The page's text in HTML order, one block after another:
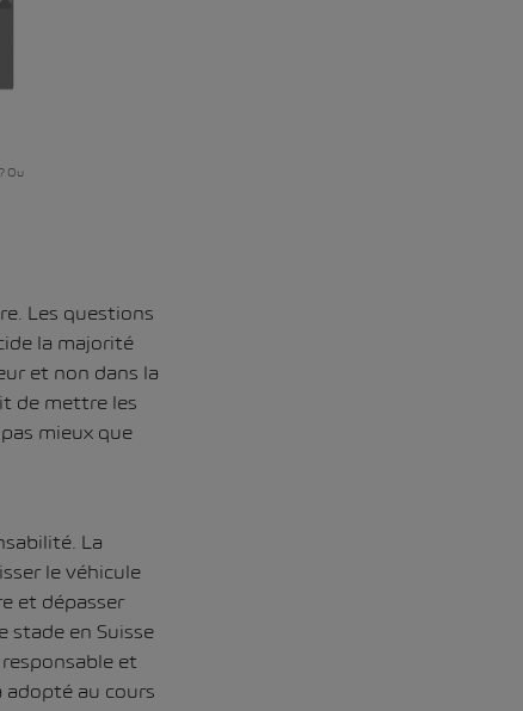
Ou
Les questions
la majorité
et non dans la
de mettre les
mieux que
La
le véhicule
et dépasser
stade en Suisse
et
adopté au cours